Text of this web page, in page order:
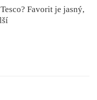
Favorit je jasný,